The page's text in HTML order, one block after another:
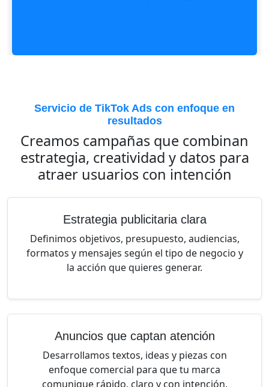
Servicio de TikTok Ads con enfoque en
resultados
Creamos campañas que combinan
estrategia, creatividad y datos para
atraer usuarios con intención
Estrategia publicitaria clara
Definimos objetivos, presupuesto, audiencias,
formatos y mensajes según el tipo de negocio y
la acción que quieres generar.
Anuncios que captan atención
Desarrollamos textos, ideas y piezas con
enfoque comercial para que tu marca
comunique rápido, claro y con intención.